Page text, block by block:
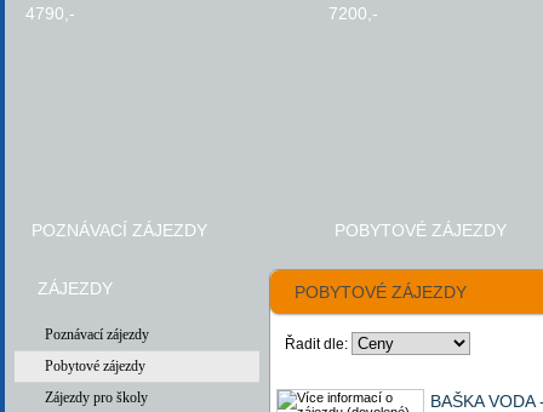
POZNÁVACÍ ZÁJEZDY
4790,-
POBYTOVÉ ZÁJEZDY
7200,-
POBYTOVÉ ZÁJEZDY
Řadit dle:
BAŠKA
ZÁJEZDY
Poznávací zájezdy
Pobytové zájezdy
Zájezdy pro školy